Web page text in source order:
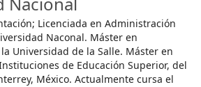
Licenciada en Administración
Naconal. Máster en
Universidad de la Salle. Máster en
de Educación Superior, del
México. Actualmente cursa el